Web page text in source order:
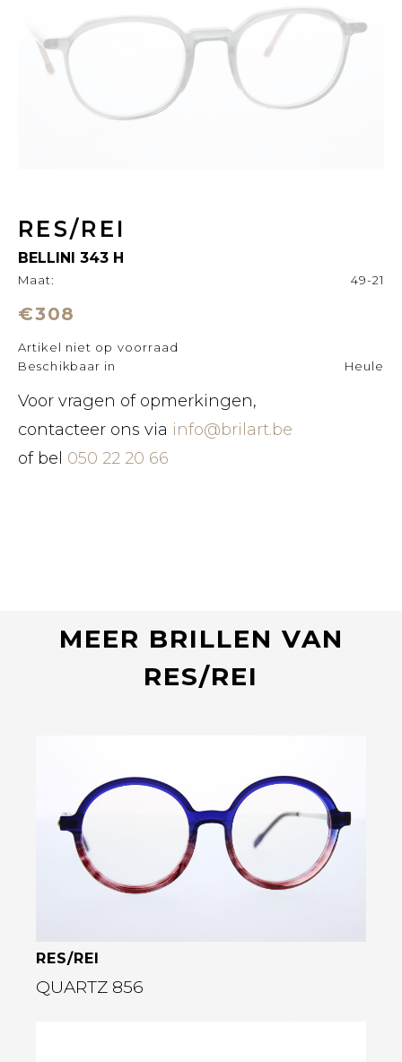
RES/REI
BELLINI 343 H
Maat: 49-21
€308
Artikel niet op voorraad
Beschikbaar in
Heule
Voor vragen of opmerkingen,
contacteer ons via info@brilart.be
of bel 050 22 20 66
MEER BRILLEN VAN
RES/REI
Bekijk deze bril
RES/REI
QUARTZ 856